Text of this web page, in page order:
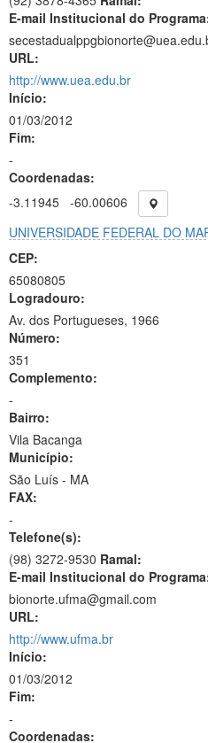
E-mail Institucional do
URL:
http://www.uea.edu.br
Início:
01/03/2012
Fim:
-
Coordenadas:
-3.11945 -60.00606
UNIVERSIDADE FEDERAL DO
CEP:
65080805
Logradouro:
Av. dos Portugueses, 1966
Número:
351
Complemento:
-
Bairro:
Vila Bacanga
Município:
São Luís - MA
FAX:
-
Telefone(s):
(98) 3272-9530 Ramal:
E-mail Institucional do
bionorte.ufma@gmail.com
URL:
http://www.ufma.br
Início:
01/03/2012
Fim:
-
Coordenadas: